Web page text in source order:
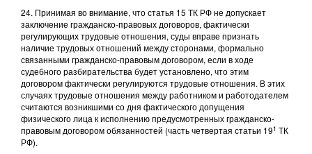
24. Принимая во внимание, что статья 15 ТК РФ не допускает
заключение гражданско-правовых договоров, фактически
регулирующих трудовые отношения, суды вправе признать
наличие трудовых отношений между сторонами, формально
связанными гражданско-правовым договором, если в ходе
судебного разбирательства будет установлено, что этим
договором фактически регулируются трудовые отношения. В этих
случаях трудовые отношения между работником и работодателем
считаются возникшими со дня фактического допущения
физического лица к исполнению предусмотренных гражданско-
правовым договором обязанностей (часть четвертая статьи 191 ТК
РФ).